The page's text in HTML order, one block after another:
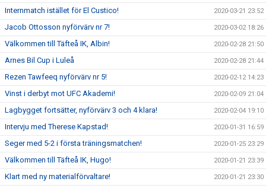
Internmatch istället för El Custico! 2020-03-21 23:52
Jacob Ottosson nyförvärv nr 7! 2020-03-02 18:26
Välkommen till Täfteå IK, Albin! 2020-02-28 21:50
Arnes Bil Cup i Luleå 2020-02-28 21:44
Rezen Tawfeeq nyförvärv nr 5! 2020-02-12 14:23
Vinst i derbyt mot UFC Akademi! 2020-02-09 21:04
Lagbygget fortsätter, nyförvärv 3 och 4 klara! 2020-02-04 19:10
Intervju med Therese Kapstad! 2020-01-31 16:59
Seger med 5-2 i första träningsmatchen! 2020-01-25 23:29
Välkommen till Täfteå IK, Hugo! 2020-01-21 23:39
Klart med ny materialförvaltare! 2020-01-21 23:30